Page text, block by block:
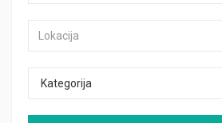
Kategorija